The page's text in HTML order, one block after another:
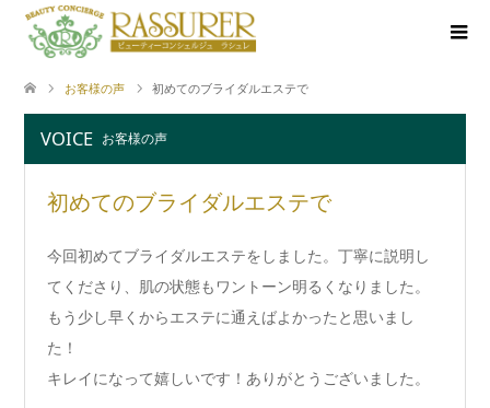
お客様の声 初めてのブライダルエステで
VOICE お客様の声
初めてのブライダルエステで
今回初めてブライダルエステをしました。丁寧に説明し
てくださり、肌の状態もワントーン明るくなりました。
もう少し早くからエステに通えばよかったと思いまし
た！
キレイになって嬉しいです！ありがとうございました。